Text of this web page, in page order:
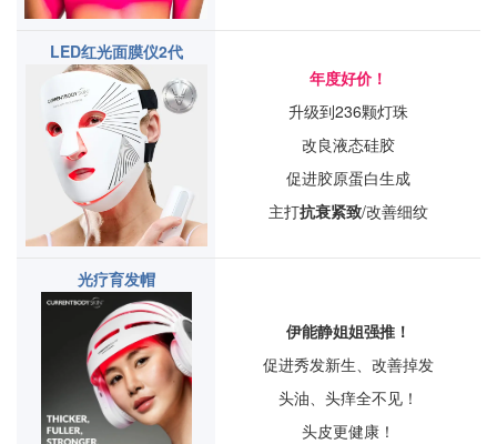
LED红光面膜仪2代
年度好价！
升级到236颗灯珠
改良液态硅胶
促进胶原蛋白生成
主打抗衰紧致/改善细纹
光疗育发帽
伊能静姐姐强推！
促进秀发新生、改善掉发
头油、头痒全不见！
头皮更健康！